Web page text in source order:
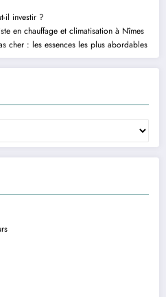
il investir ?
en chauffage et climatisation à Nîmes
cher : les essences les plus abordables